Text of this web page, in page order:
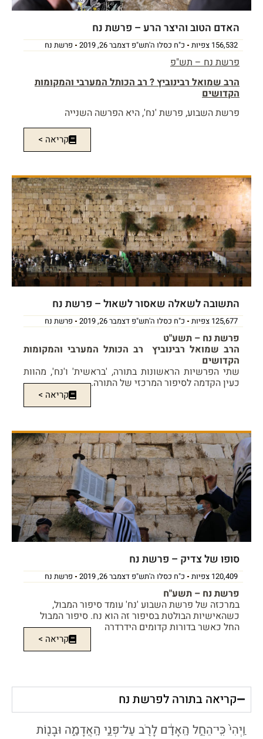
האדם הטוב והיצר הרע – פרשת נח
156,532 צפיות כ"ח כסלו ה'תש"פ דצמבר 26, 2019 פרשת נח
פרשת נח – תש"פ
הרב שמואל רבינוביץ ? רב הכותל המערבי והמקומות
הקדושים
פרשת השבוע, פרשת 'נח', היא הפרשה השנייה
קריאה >
התשובה לשאלה שאסור לשאול – פרשת נח
125,677 צפיות כ"ח כסלו ה'תש"פ דצמבר 26, 2019 פרשת נח
פרשת נח – תשע"ט
הרב שמואל רבינוביץ רב הכותל המערבי והמקומות
הקדושים
שתי הפרשיות הראשונות בתורה, 'בראשית' ו'נח', מהוות
כעין הקדמה לסיפור המרכזי של התורה.
קריאה >
סופו של צדיק – פרשת נח
120,409 צפיות כ"ח כסלו ה'תש"פ דצמבר 26, 2019 פרשת נח
פרשת נח – תשע"ח
במרכזה של פרשת השבוע 'נח' עומד סיפור המבול,
כשהאישיות הבולטת בסיפור זה הוא נח. סיפור המבול
החל כאשר בדורות קדומים הידרדרה
קריאה >
קריאה בתורה לפרשת נח
וַֽיְהִי֙ כִּֽי־הֵחֵ֣ל הָֽאָדָ֔ם לָרֹ֖ב עַל־פְּנֵ֣י הָֽאֲדָמָ֑ה וּבָנ֖וֹת